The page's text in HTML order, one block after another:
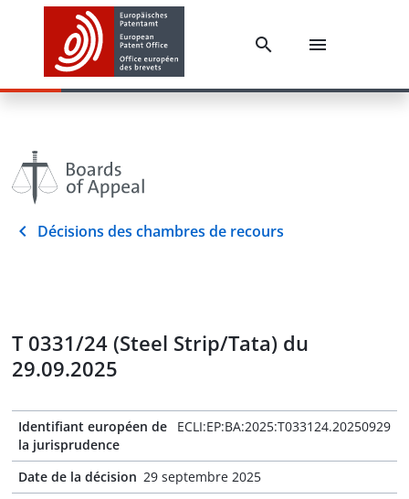
Décisions des chambres de recours
T 0331/24 (Steel Strip/Tata) du
29.09.2025
Identifiant européen de
la jurisprudence
ECLI:EP:BA:2025:T033124.20250929
Date de la décision 29 septembre 2025